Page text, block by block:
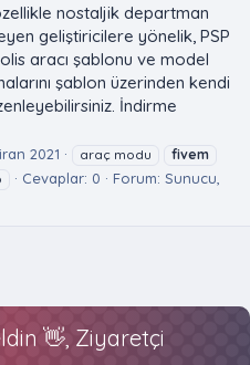
nostaljik departman
geliştiricilere yönelik, PSP
aracı şablonu ve model
şablon üzerinden kendi
İndirme
2021 araç modu
fivem
Cevaplar: 0 Forum: Sunucu,
👋, Ziyaretçi